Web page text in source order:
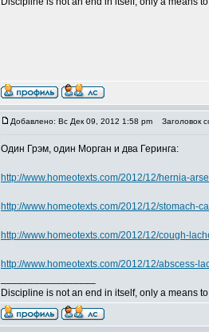
Добавлено: Вс Дек 09, 2012 1:58 pm Заголовок
Один Грэм, один Морган и два Геринга:
http://www.homeotexts.com/2012/12/hernia-
http://www.homeotexts.com/2012/12/stomach-
http://www.homeotexts.com/2012/12/cough-
http://www.homeotexts.com/2012/12/abscess-
Discipline is not an end in itself, only a means